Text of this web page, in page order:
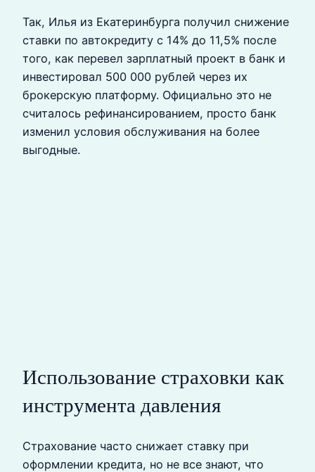
Так, Илья из Екатеринбурга получил снижение
ставки по автокредиту с 14% до 11,5% после
того, как перевел зарплатный проект в банк и
инвестировал 500 000 рублей через их
брокерскую платформу. Официально это не
считалось рефинансированием, просто банк
изменил условия обслуживания на более
выгодные.
Использование страховки как
инструмента давления
Страхование часто снижает ставку при
оформлении кредита, но не все знают, что